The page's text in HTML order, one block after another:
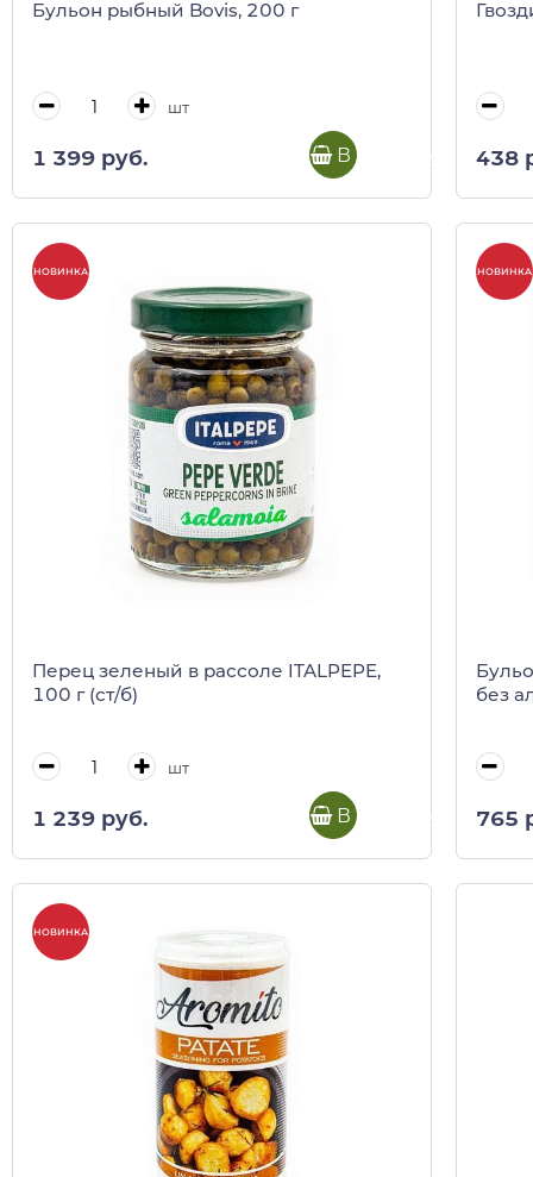
Бульон рыбный Bovis, 200 г
шт
1 399 руб. В корзину 438
НОВИНКА
Перец зеленый в рассоле ITALPEPE,
100 г (ст/б)
шт
1 239 руб. В корзину
НОВИНКА
без
765
НОВИНКА